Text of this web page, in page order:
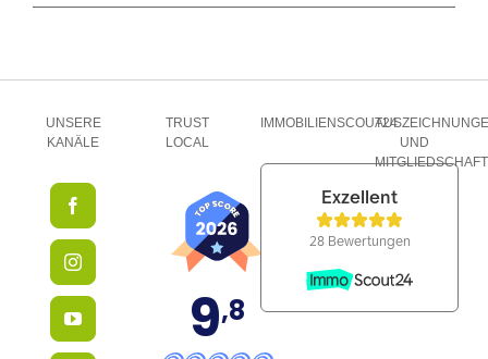
UNSERE
KANÄLE
TRUST
LOCAL
9,8
IMMOBILIENSCOUT24
UND